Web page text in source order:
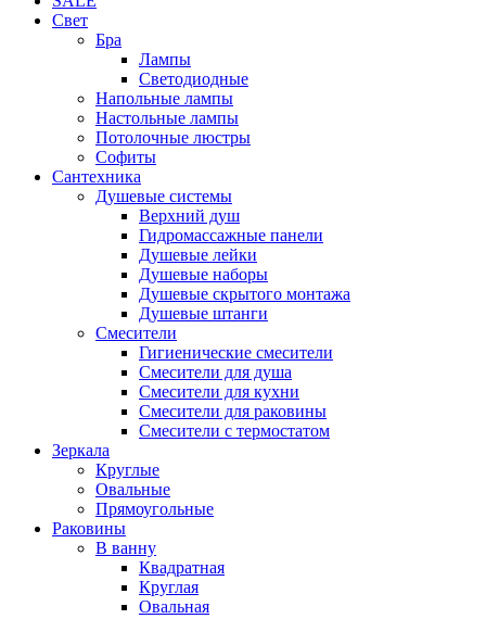
Свет
Бра
Лампы
Светодиодные
Напольные лампы
Настольные лампы
Потолочные люстры
Софиты
Сантехника
Душевые системы
Верхний душ
Гидромассажные панели
Душевые лейки
Душевые наборы
Душевые скрытого монтажа
Душевые штанги
Смесители
Гигиенические смесители
Смесители для душа
Смесители для кухни
Смесители для раковины
Смесители с термостатом
Зеркала
Круглые
Овальные
Прямоугольные
Раковины
В ванну
Квадратная
Круглая
Овальная